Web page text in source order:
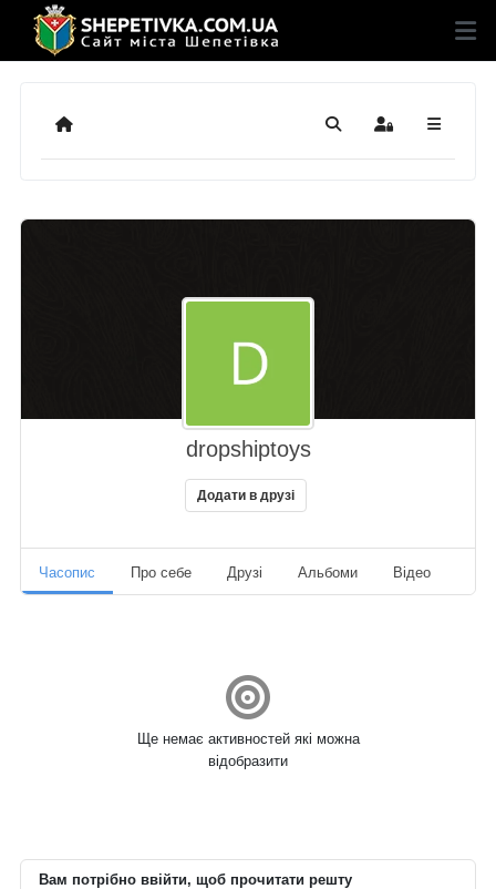
Додому ПошукSign In
dropshiptoys
Додати в друзі
Часопис Про себе Друзі Альбоми Відео
Ще немає активностей які можна
відобразити
Вам потрібно ввійти, щоб прочитати решту